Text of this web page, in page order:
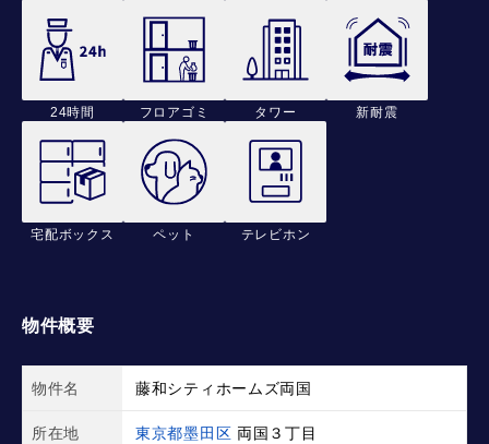
24時間 フロアゴミ タワー 新耐震
宅配ボックス ペット テレビホン
物件概要
物件名 藤和シティホームズ両国
所在地 東京都墨田区 両国３丁目